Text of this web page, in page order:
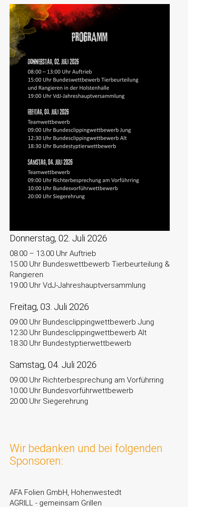
Donnerstag, 02. Juli 2026
08.00 – 13.00 Uhr Auftrieb
15.00 Uhr Bundeswettbewerb Tierbeurteilung &
Rangieren
19.00 Uhr VdJ-Jahreshauptversammlung
Freitag, 03. Juli 2026
09.00 Uhr Bundesclippingwettbewerb Jung
12.30 Uhr Bundesclippingwettbewerb Alt
18.30 Uhr Bundestyptierwettbewerb
Samstag, 04. Juli 2026
09.00 Uhr Richterbesprechung am Vorführring
10.00 Uhr Bundesvorführwettbewerb
20.00 Uhr Siegerehrung
Wir bedanken und bei folgenden
Sponsoren:
AFA Folien GmbH, Hohenwestedt
AGRILL - gemeinsam Grillen